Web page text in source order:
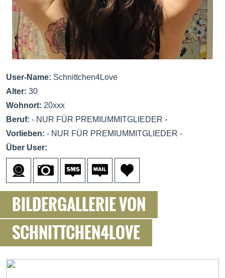
User-Name: Schnittchen4Love
Alter: 30
Wohnort: 20xxx
Beruf: - NUR FÜR PREMIUMMITGLIEDER -
Vorlieben: - NUR FÜR PREMIUMMITGLIEDER -
Über User:
BILDERGALLERIE VON
SCHNITTCHEN4LOVE